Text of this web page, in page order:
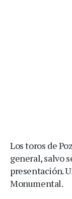
Los toros de
general, salvo
presentación.
Monumental.